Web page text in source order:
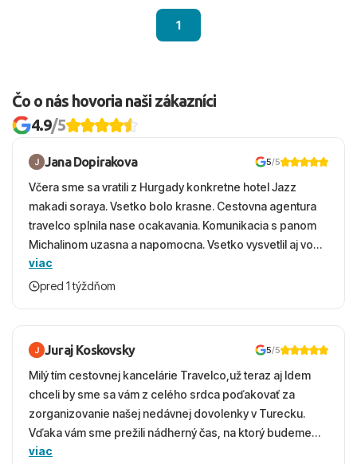
1
Čo o nás hovoria naši zákazníci
4.9/5
Jana Dopirakova 5/5
Včera sme sa vratili z Hurgady konkretne hotel Jazz
makadi soraya. Vsetko bolo krasne. Cestovna agentura
travelco splnila nase ocakavania. Komunikacia s panom
Michalinom uzasna a napomocna. Vsetko vysvetlil aj vo
vecernych hodinach zaco sa ospravedlnujem. Hotel
krasny, cisty. Sluzby top. Strava, prostredie, more,
viac
pred 1 týždňom
Juraj Koskovsky 5/5
Milý tím cestovnej kancelárie Travelco,už teraz aj Idem
chceli by sme sa vám z celého srdca poďakovať za
zorganizovanie našej nedávnej dovolenky v Turecku.
Vďaka vám sme prežili nádherný čas, na ktorý budeme
ešte dlho s úsmevom spomínať. ​Všetko prebehlo
viac